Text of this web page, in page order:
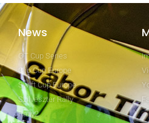
News
GT Cup Series
Clio Cup Europe
Swift Cup Europe
Szilveszter Rally
Rally2